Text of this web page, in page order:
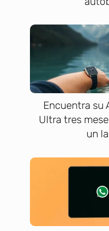
Encuentra su
Ultra tres
un